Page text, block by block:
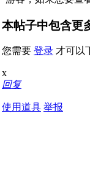
本帖子中包含更
您需要 登录 才可以
x
回复
使用道具 举报